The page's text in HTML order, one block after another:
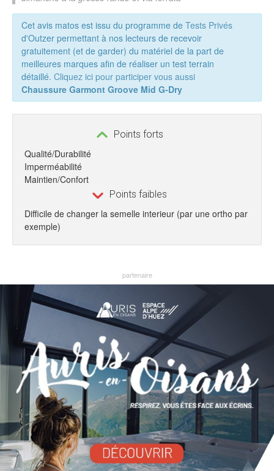
Cet avis matos est issu du programme de Tests Privés
d'Outzer permettant à nos lecteurs de recevoir
gratuitement (et de garder) du matériel de la part de
meilleures marques afin de réaliser un test terrain
détaillé. Cliquez ici pour participer vous aussi
Chaussure Garmont Groove Mid G-Dry
Points forts
Qualité/Durabilité
Imperméabilité
Maintien/Confort
Points faibles
Difficile de changer la semelle interieur (par une ortho par
exemple)